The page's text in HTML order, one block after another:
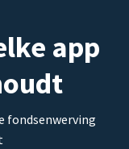
app
fondsenwerving